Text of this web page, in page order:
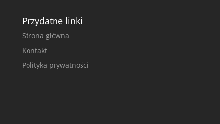
Przydatne linki
Strona główna
Kontakt
Polityka prywatności